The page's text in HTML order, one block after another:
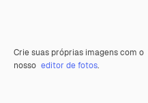
Crie suas próprias imagens com o
nosso editor de fotos.